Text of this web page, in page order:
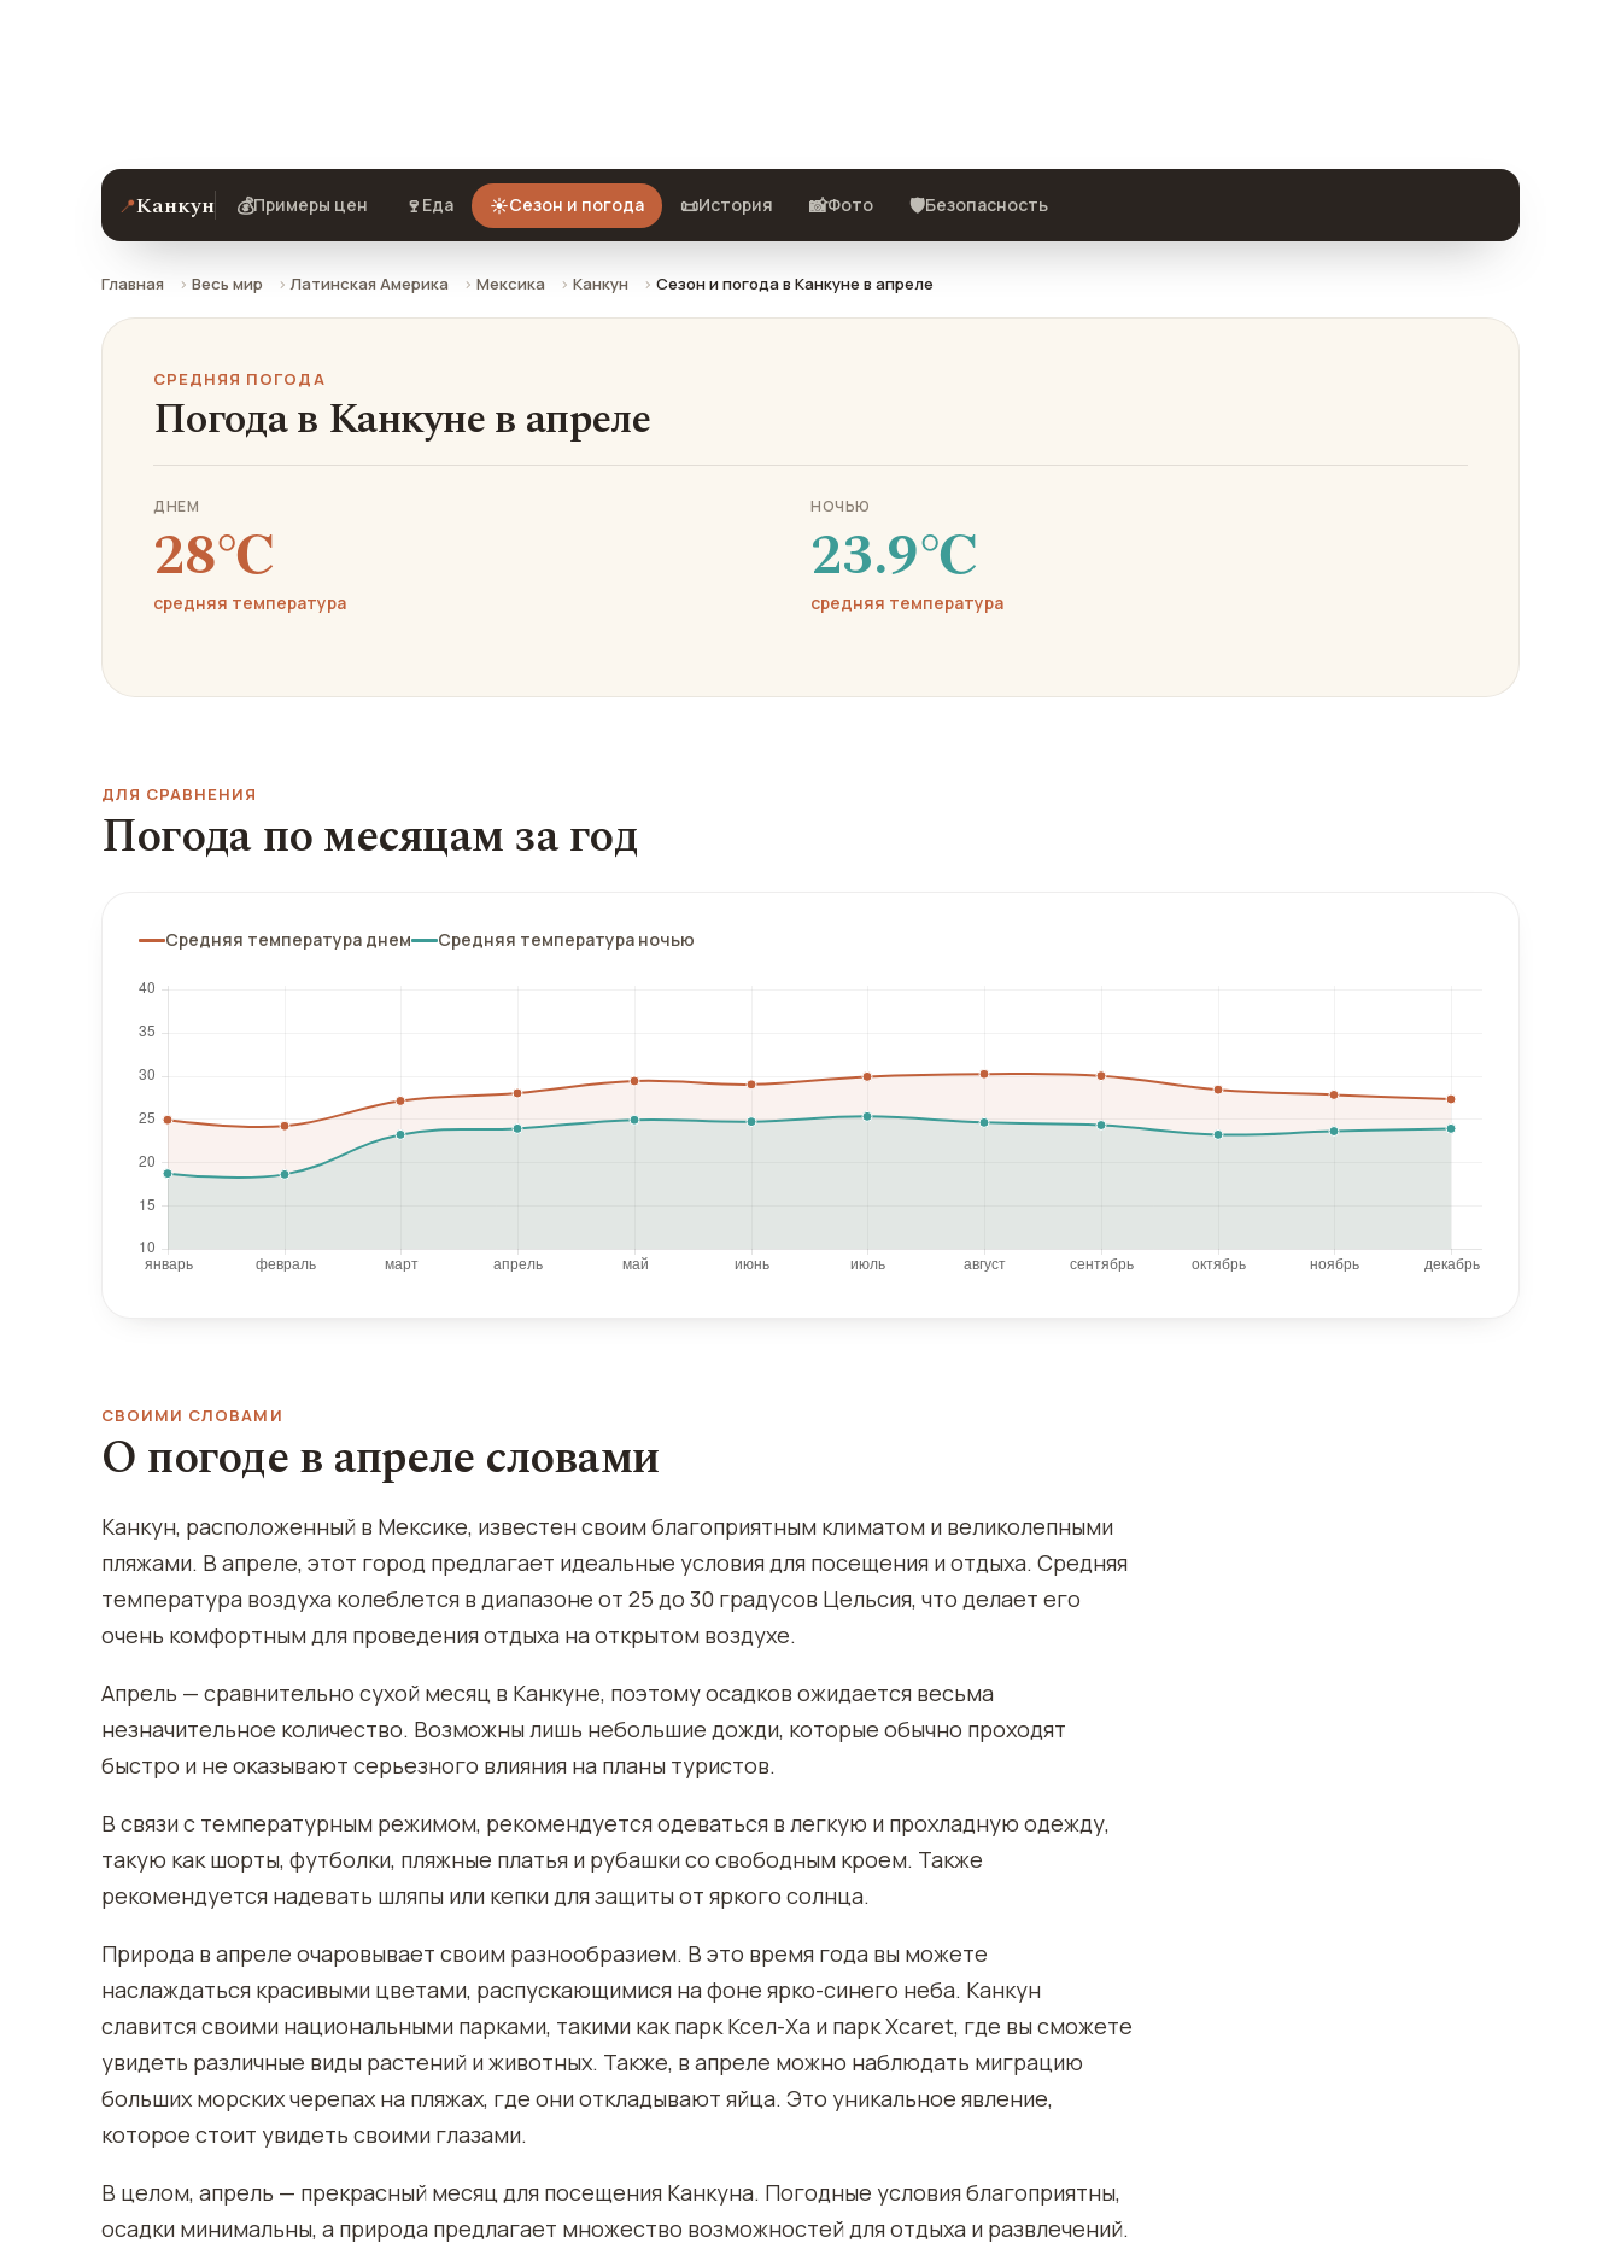
📍Канкун 💰Примеры цен 🍷 Еда ☀️Сезон и погода 📜История 📸Фото 🛡️Безопасность
Главная Весь мир Латинская Америка Мексика Канкун Сезон и погода в Канкуне в апреле
СРЕДНЯЯ ПОГОДА
Погода в Канкуне в апреле
ДНЕМ
28℃
средняя температура
НОЧЬЮ
23.9℃
средняя температура
ДЛЯ СРАВНЕНИЯ
Погода по месяцам за год
Средняя температура днем Средняя температура ночью
СВОИМИ СЛОВАМИ
О погоде в апреле словами
Канкун, расположенный в Мексике, известен своим благоприятным климатом и великолепными
пляжами. В апреле, этот город предлагает идеальные условия для посещения и отдыха. Средняя
температура воздуха колеблется в диапазоне от 25 до 30 градусов Цельсия, что делает его
очень комфортным для проведения отдыха на открытом воздухе.
Апрель — сравнительно сухой месяц в Канкуне, поэтому осадков ожидается весьма
незначительное количество. Возможны лишь небольшие дожди, которые обычно проходят
быстро и не оказывают серьезного влияния на планы туристов.
В связи с температурным режимом, рекомендуется одеваться в легкую и прохладную одежду,
такую как шорты, футболки, пляжные платья и рубашки со свободным кроем. Также
рекомендуется надевать шляпы или кепки для защиты от яркого солнца.
Природа в апреле очаровывает своим разнообразием. В это время года вы можете
наслаждаться красивыми цветами, распускающимися на фоне ярко-синего неба. Канкун
славится своими национальными парками, такими как парк Ксел-Ха и парк Xcaret, где вы сможете
увидеть различные виды растений и животных. Также, в апреле можно наблюдать миграцию
больших морских черепах на пляжах, где они откладывают яйца. Это уникальное явление,
которое стоит увидеть своими глазами.
В целом, апрель — прекрасный месяц для посещения Канкуна. Погодные условия благоприятны,
осадки минимальны, а природа предлагает множество возможностей для отдыха и развлечений.